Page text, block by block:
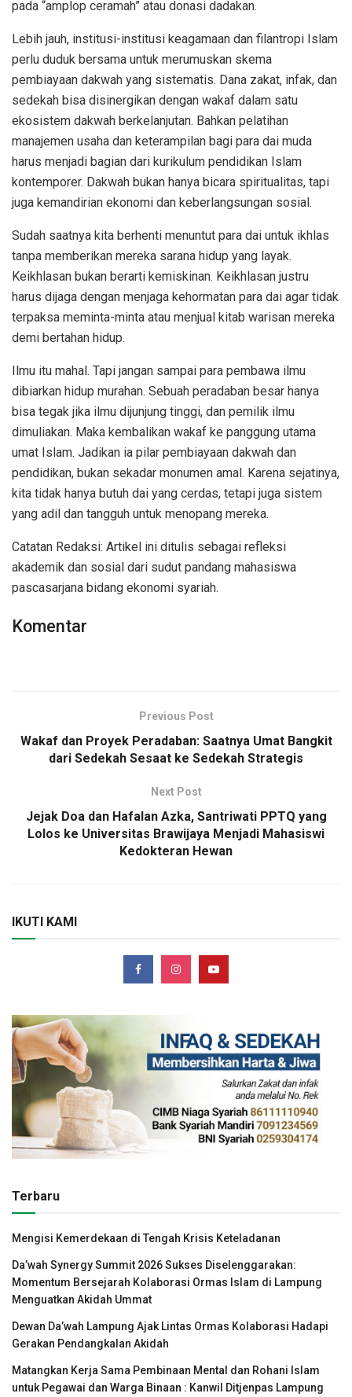
pada “amplop ceramah” atau donasi dadakan.
Lebih jauh, institusi-institusi keagamaan dan filantropi Islam
perlu duduk bersama untuk merumuskan skema
pembiayaan dakwah yang sistematis. Dana zakat, infak, dan
sedekah bisa disinergikan dengan wakaf dalam satu
ekosistem dakwah berkelanjutan. Bahkan pelatihan
manajemen usaha dan keterampilan bagi para dai muda
harus menjadi bagian dari kurikulum pendidikan Islam
kontemporer. Dakwah bukan hanya bicara spiritualitas, tapi
juga kemandirian ekonomi dan keberlangsungan sosial.
Sudah saatnya kita berhenti menuntut para dai untuk ikhlas
tanpa memberikan mereka sarana hidup yang layak.
Keikhlasan bukan berarti kemiskinan. Keikhlasan justru
harus dijaga dengan menjaga kehormatan para dai agar tidak
terpaksa meminta-minta atau menjual kitab warisan mereka
demi bertahan hidup.
Ilmu itu mahal. Tapi jangan sampai para pembawa ilmu
dibiarkan hidup murahan. Sebuah peradaban besar hanya
bisa tegak jika ilmu dijunjung tinggi, dan pemilik ilmu
dimuliakan. Maka kembalikan wakaf ke panggung utama
umat Islam. Jadikan ia pilar pembiayaan dakwah dan
pendidikan, bukan sekadar monumen amal. Karena sejatinya,
kita tidak hanya butuh dai yang cerdas, tetapi juga sistem
yang adil dan tangguh untuk menopang mereka.
Catatan Redaksi: Artikel ini ditulis sebagai refleksi
akademik dan sosial dari sudut pandang mahasiswa
pascasarjana bidang ekonomi syariah.
Komentar
Previous Post
Wakaf dan Proyek Peradaban: Saatnya Umat Bangkit
dari Sedekah Sesaat ke Sedekah Strategis
Next Post
Jejak Doa dan Hafalan Azka, Santriwati PPTQ yang
Lolos ke Universitas Brawijaya Menjadi Mahasiswi
Kedokteran Hewan
IKUTI KAMI
Terbaru
Mengisi Kemerdekaan di Tengah Krisis Keteladanan
Da’wah Synergy Summit 2026 Sukses Diselenggarakan:
Momentum Bersejarah Kolaborasi Ormas Islam di Lampung
Menguatkan Akidah Ummat
Dewan Da’wah Lampung Ajak Lintas Ormas Kolaborasi Hadapi
Gerakan Pendangkalan Akidah
Matangkan Kerja Sama Pembinaan Mental dan Rohani Islam
untuk Pegawai dan Warga Binaan : Kanwil Ditjenpas Lampung